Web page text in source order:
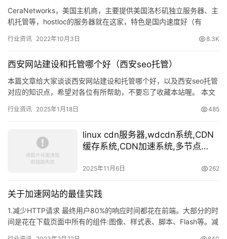
CeraNetworks，美国主机商，主要提供美国洛杉矶独立服务器、主
机托管等，hostloc的服务器就在这家，特色是国内速度好（有
行业资讯 2022年10月3日 8.3K
西安网站建设和托管哪个好（西安seo托管）
本篇文章给大家谈谈西安网站建设和托管哪个好，以及西安seo托管
对应的知识点，希望对各位有所帮助，不要忘了收藏本站喔。 本文
行业资讯 2025年1月18日 485
linux cdn服务器,wdcdn系统,CDN
缓存系统,CDN加速系统,多节点
Linux解决方案,技术支持与培训,服
流…
2025年11月6日 262
关于加速网站的最佳实践
1.减少HTTP请求 最终用户80%的响应时间都花在前端。大部分的时
间是花在下载页面中所有的组件:图像、样式表、脚本、Flash等。减